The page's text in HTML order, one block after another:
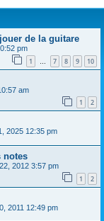
de la guitare
pm
1 … 7 8 9 10
am
1 2
2025 12:35 pm
notes
2012 3:57 pm
1 2
2011 12:49 pm